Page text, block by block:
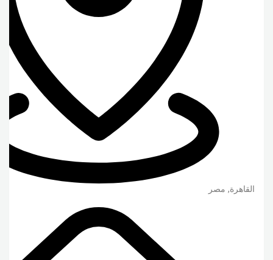
القاهرة, مصر